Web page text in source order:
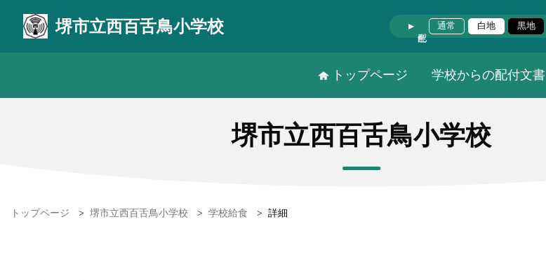
堺市立西百舌鳥小学校 通常 白地 黒地
トップページ 学校からの配付文書
堺市立西百舌鳥小学校
トップページ > 堺市立西百舌鳥小学校 > 学校給食 > 詳細